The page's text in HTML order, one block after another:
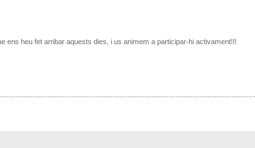
ens heu fet arribar aquests dies, i us animem a participar-hi activament!!!